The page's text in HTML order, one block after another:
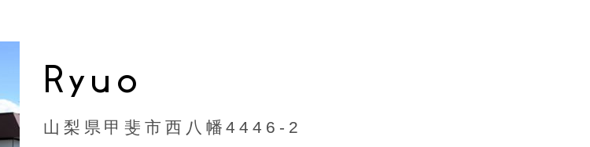
Ryuo
山梨県甲斐市西八幡4446-2